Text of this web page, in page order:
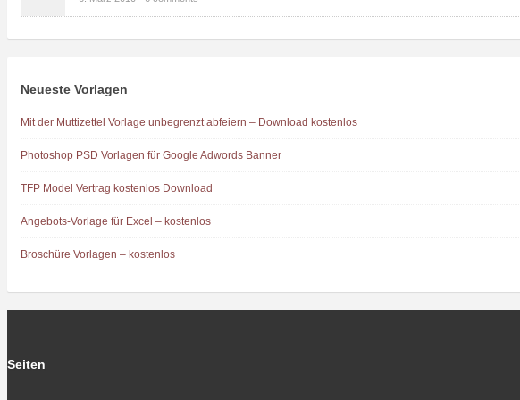
Neueste Vorlagen
Mit der Muttizettel Vorlage unbegrenzt abfeiern – Download kostenlos
Photoshop PSD Vorlagen für Google Adwords Banner
TFP Model Vertrag kostenlos Download
Angebots-Vorlage für Excel – kostenlos
Broschüre Vorlagen – kostenlos
Seiten